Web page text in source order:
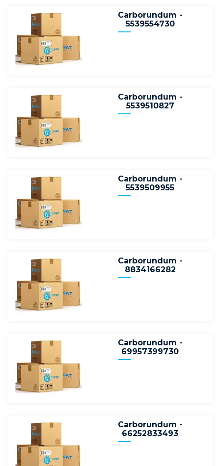
Carborundum -
5539554730
Carborundum -
5539510827
Carborundum -
5539509955
Carborundum -
8834166282
Carborundum -
69957399730
Carborundum -
66252833493